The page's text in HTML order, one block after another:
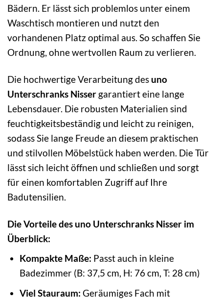
Bädern. Er lässt sich problemlos unter einem
Waschtisch montieren und nutzt den
vorhandenen Platz optimal aus. So schaffen Sie
Ordnung, ohne wertvollen Raum zu verlieren.
Die hochwertige Verarbeitung des uno
Unterschranks Nisser garantiert eine lange
Lebensdauer. Die robusten Materialien sind
feuchtigkeitsbeständig und leicht zu reinigen,
sodass Sie lange Freude an diesem praktischen
und stilvollen Möbelstück haben werden. Die Tür
lässt sich leicht öffnen und schließen und sorgt
für einen komfortablen Zugriff auf Ihre
Badutensilien.
Die Vorteile des uno Unterschranks Nisser im
Überblick:
Kompakte Maße: Passt auch in kleine
Badezimmer (B: 37,5 cm, H: 76 cm, T: 28 cm)
Viel Stauraum: Geräumiges Fach mit